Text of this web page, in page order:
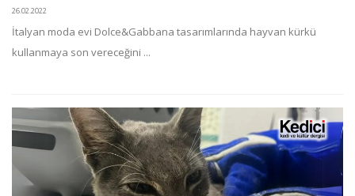
26.02.2022
İtalyan moda evi Dolce&Gabbana tasarımlarında hayvan kürkü
kullanmaya son vereceğini ...